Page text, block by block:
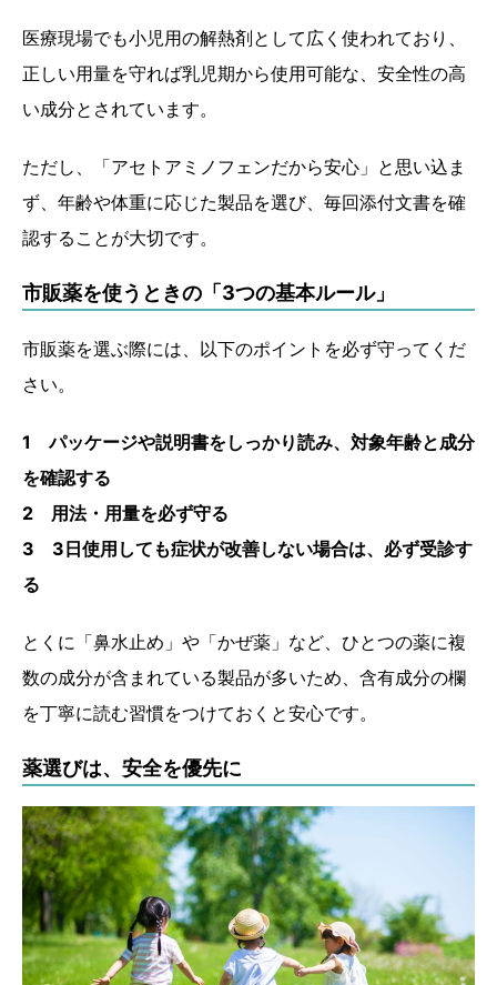
医療現場でも小児用の解熱剤として広く使われており、
正しい用量を守れば乳児期から使用可能な、安全性の高
い成分とされています。
ただし、「アセトアミノフェンだから安心」と思い込ま
ず、年齢や体重に応じた製品を選び、毎回添付文書を確
認することが大切です。
市販薬を使うときの「3つの基本ルール」
市販薬を選ぶ際には、以下のポイントを必ず守ってくだ
さい。
1 パッケージや説明書をしっかり読み、対象年齢と成分
を確認する
2 用法・用量を必ず守る
3 3日使用しても症状が改善しない場合は、必ず受診す
る
とくに「鼻水止め」や「かぜ薬」など、ひとつの薬に複
数の成分が含まれている製品が多いため、含有成分の欄
を丁寧に読む習慣をつけておくと安心です。
薬選びは、安全を優先に